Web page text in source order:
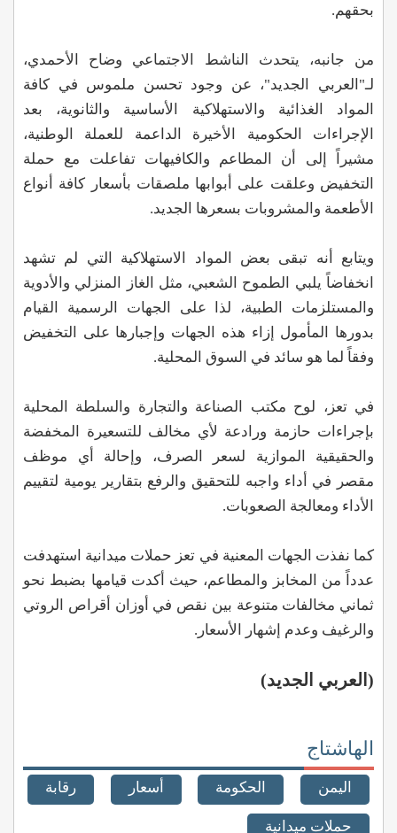
بحقهم.
من جانبه، يتحدث الناشط الاجتماعي وضاح الأحمدي،
لـ"العربي الجديد"، عن وجود تحسن ملموس في كافة
المواد الغذائية والاستهلاكية الأساسية والثانوية، بعد
الإجراءات الحكومية الأخيرة الداعمة للعملة الوطنية،
مشيراً إلى أن المطاعم والكافيهات تفاعلت مع حملة
التخفيض وعلقت على أبوابها ملصقات بأسعار كافة أنواع
الأطعمة والمشروبات بسعرها الجديد.
ويتابع أنه تبقى بعض المواد الاستهلاكية التي لم تشهد
انخفاضاً يلبي الطموح الشعبي، مثل الغاز المنزلي والأدوية
والمستلزمات الطبية، لذا على الجهات الرسمية القيام
بدورها المأمول إزاء هذه الجهات وإجبارها على التخفيض
وفقاً لما هو سائد في السوق المحلية.
في تعز، لوح مكتب الصناعة والتجارة والسلطة المحلية
بإجراءات حازمة ورادعة لأي مخالف للتسعيرة المخفضة
والحقيقية الموازية لسعر الصرف، وإحالة أي موظف
مقصر في أداء واجبه للتحقيق والرفع بتقارير يومية لتقييم
الأداء ومعالجة الصعوبات.
كما نفذت الجهات المعنية في تعز حملات ميدانية استهدفت
عدداً من المخابز والمطاعم، حيث أكدت قيامها بضبط نحو
ثماني مخالفات متنوعة بين نقص في أوزان أقراص الروتي
والرغيف وعدم إشهار الأسعار.
(العربي الجديد)
الهاشتاج
اليمن الحكومة أسعار رقابة
حملات ميدانية